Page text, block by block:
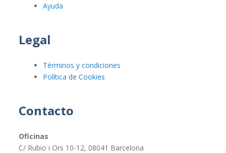
Ayuda
Legal
Términos y condiciones
Política de Cookies
Contacto
Oficinas
C/ Rubio i Ors 10-12, 08041 Barcelona